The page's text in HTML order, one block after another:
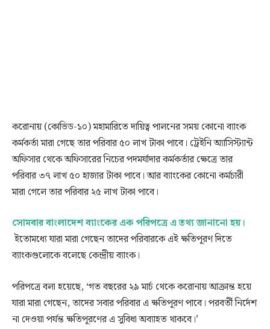
করোনায় (কোভিড-১০) মহামারিতে দায়িত্ব পালনের সময় কোনো ব্যাংক
কর্মকর্তা মারা গেছে তার পরিবার ৫০ লাখ টাকা পাবে। ট্রেইনি অ্যাসিস্ট্যান্ট
অফিসার থেকে অফিসারের নিচের পদমর্যাদার কর্মকর্তার ক্ষেত্রে তার
পরিবার ৩৭ লাখ ৫০ হাজার টাকা পাবে। আর ব্যাংকের কোনো কর্মচারী
মারা গেলে তার পরিবার ২৫ লাখ টাকা পাবে।
সোমবার বাংলাদেশ ব্যাংকের এক পরিপত্রে এ তথ্য জানানো হয়।
ইতোমধ্যে যারা মারা গেছেন তাদের পরিবারকে এই ক্ষতিপূরণ দিতে
ব্যাংকগুলোকে বলেছে কেন্দ্রীয় ব্যাংক।
পরিপত্রে বলা হয়েছে, ‌‘গত বছরের ২৯ মার্চ থেকে করোনায় আক্রান্ত হয়ে
যারা মারা গেছেন, তাদের সবার পরিবার এ ক্ষতিপূরণ পাবে। পরবর্তী নির্দেশ
না দেওয়া পর্যন্ত ক্ষতিপূরণের এ সুবিধা অব্যাহত থাকবে।’